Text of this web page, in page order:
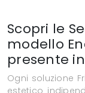
Scopri le
modello
presente
Ogni soluzione